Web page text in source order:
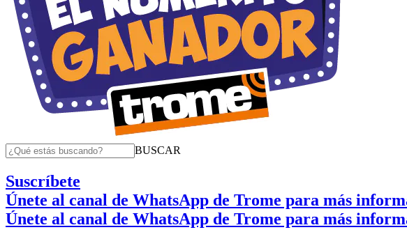
BUSCAR
Suscríbete
Únete al canal de WhatsApp de Trome para más
Únete al canal de WhatsApp de Trome para más